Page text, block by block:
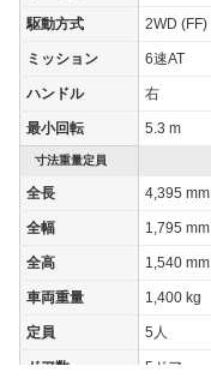
駆動方式 2WD (FF)
ミッション 6速AT
ハンドル 右
最小回転 5.3 m
寸法重量定員
全長 4,395 mm
全幅 1,795 mm
全高 1,540 mm
車両重量 1,400 kg
定員 5人
ドア数 5ドア